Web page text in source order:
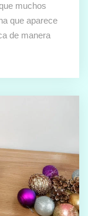
muchos
que aparece
de manera